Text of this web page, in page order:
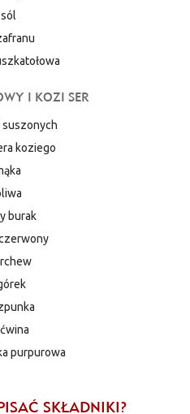
sól
I KOZI SER
suszonych
koziego
burak
purpurowa
SKŁADNIKI?